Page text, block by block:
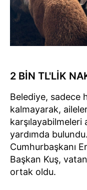
2 BİN TL'LİK
Belediye, sadece
kalmayarak,
karşılayabilmeleri
yardımda
Cumhurbaşkanı
Başkan Kuş,
ortak oldu.